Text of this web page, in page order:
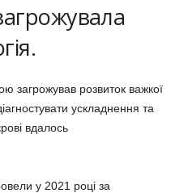
загрожував розвиток важкої
ускладнення та
вдалось
у 2021 році за